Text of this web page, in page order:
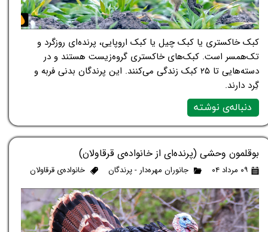
کبک خاکستری یا کبک چیل یا کبک اروپایی، پرنده‌ای روزگرد و
تک‌همسر است. کبک‌های خاکستری گروه‌زیست هستند و در
دسته‌هایی تا ۲۵ کبک زندگی می‌کنند. این پرندگان بدنی فربه و
گِرد دارند.
دنباله‌ی نوشته
بوقلمون وحشی (پرنده‌ای از خانواده‌ی قرقاولان)
۰۹ مرداد ۰۴ جانوران مهره‌دار - پرندگان خانواده‌ی قرقاولان